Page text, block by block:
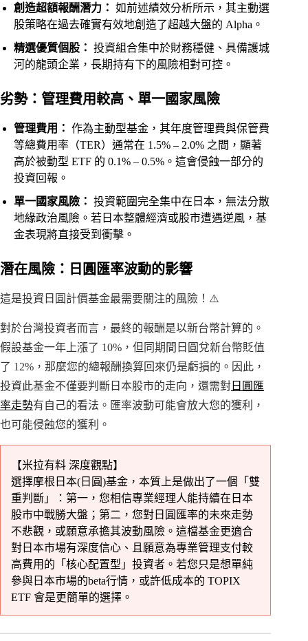
創造超額報酬潛力： 如前述績效分析所示，其主動選
股策略在過去確實有效地創造了超越大盤的 Alpha。
精選優質個股： 投資組合集中於財務穩健、具備護城
河的龍頭企業，長期持有下的風險相對可控。
劣勢：管理費用較高、單一國家風險
管理費用： 作為主動型基金，其年度管理費與保管費
等總費用率（TER）通常在 1.5% – 2.0% 之間，顯著
高於被動型 ETF 的 0.1% – 0.5%。這會侵蝕一部分的
投資回報。
單一國家風險： 投資範圍完全集中在日本，無法分散
地緣政治風險。若日本整體經濟或股市遭遇逆風，基
金表現將直接受到衝擊。
潛在風險：日圓匯率波動的影響
這是投資日圓計價基金最需要關注的風險！⚠️
對於台灣投資者而言，最終的報酬是以新台幣計算的。
假設基金一年上漲了 10%，但同期間日圓兌新台幣貶值
了 12%，那麼您的總報酬換算回來仍是虧損的。因此，
投資此基金不僅要判斷日本股市的走向，還需對 日圓匯
率走勢有自己的看法。匯率波動可能會放大您的獲利，
也可能侵蝕您的獲利。
【米拉有料 深度觀點】
選擇摩根日本(日圓)基金，本質上是做出了一個「雙
重判斷」：第一，您相信專業經理人能持續在日本
股市中戰勝大盤；第二，您對日圓匯率的未來走勢
不悲觀，或願意承擔其波動風險。這檔基金更適合
對日本市場有深度信心、且願意為專業管理支付較
高費用的「核心配置型」投資者。若您只是想單純
參與日本市場的beta行情，或許低成本的 TOPIX
ETF 會是更簡單的選擇。